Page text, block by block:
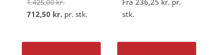
1.425,00kr.
oprindelige
712,50 kr.Den
pr. stk.
Fra236,25 kr. pr.
stk.